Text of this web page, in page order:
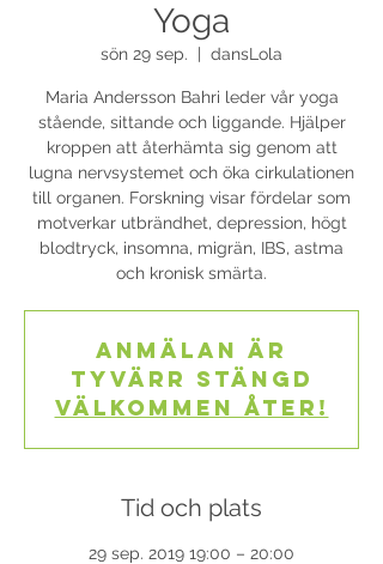
Yoga
sön 29 sep. dansLola
Maria Andersson Bahri leder vår yoga
stående, sittande och liggande. Hjälper
kroppen att återhämta sig genom att
lugna nervsystemet och öka cirkulationen
till organen. Forskning visar fördelar som
motverkar utbrändhet, depression, högt
blodtryck, insomna, migrän, IBS, astma
och kronisk smärta.
Anmälan är
tyvärr stängd
Välkommen åter!
Tid och plats
29 sep. 2019 19:00 – 20:00